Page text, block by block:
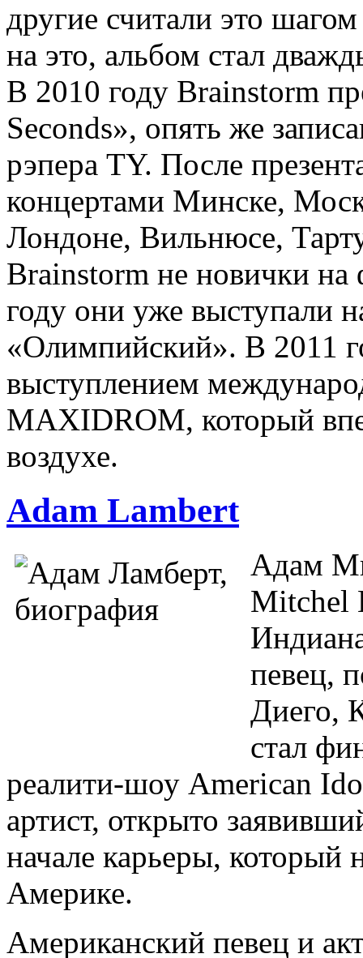
другие считали это
на это, альбом стал
В 2010 году Brainstorm
Seconds», опять же
рэпера TY. После
концертами Минске,
Лондоне, Вильнюсе,
Brainstorm не новички
году они уже выступали
«Олимпийский». В 2011
выступлением
MAXIDROM, который
воздухе.
Adam Lambert
Адам
Mitchel
певец,
Диего,
стал
реалити-шоу American
артист, открыто
начале карьеры, который
Америке.
Американский певец и